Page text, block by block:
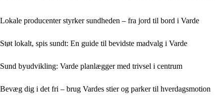
Lokale producenter styrker sundheden – fra jord til bord i Varde
Støt lokalt, spis sundt: En guide til bevidste madvalg i Varde
Sund byudvikling: Varde planlægger med trivsel i centrum
Bevæg dig i det fri – brug Vardes stier og parker til hverdagsmotion